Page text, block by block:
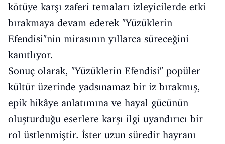
kötüye karşı zaferi temaları izleyicilerde etki
bırakmaya devam ederek "Yüzüklerin
Efendisi"nin mirasının yıllarca süreceğini
kanıtlıyor.
Sonuç olarak, "Yüzüklerin Efendisi" popüler
kültür üzerinde yadsınamaz bir iz bırakmış,
epik hikâye anlatımına ve hayal gücünün
oluşturduğu eserlere karşı ilgi uyandırıcı bir
rol üstlenmiştir. İster uzun süredir hayranı